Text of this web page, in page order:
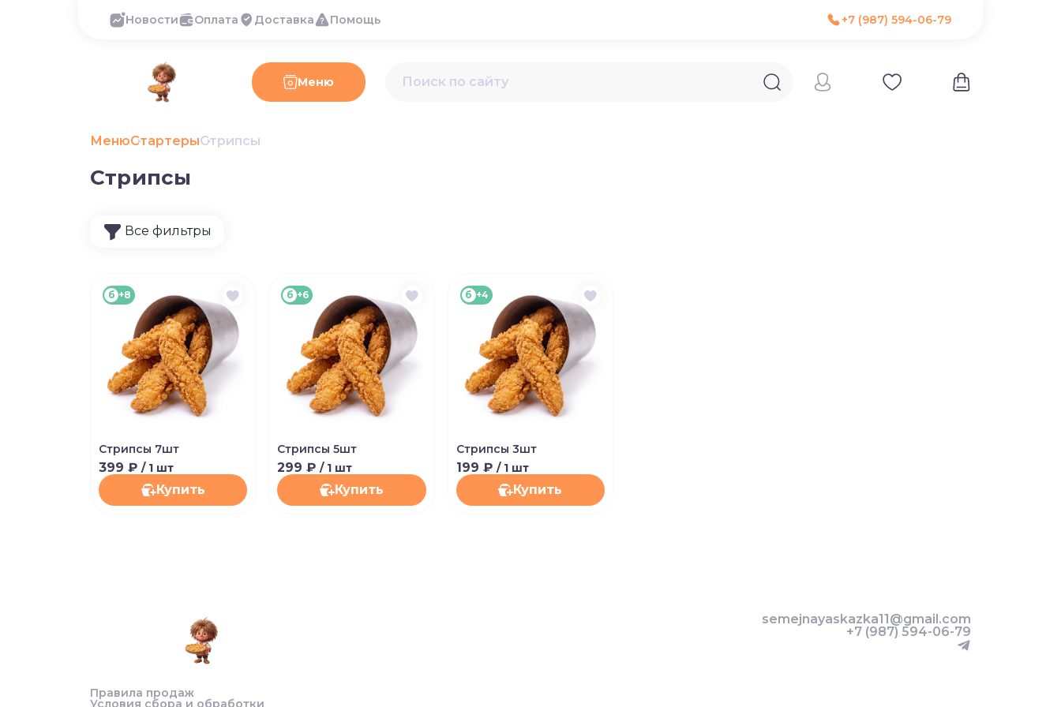
Новости Оплата Доставка Помощь +7 (987) 594-06-79
Меню
МенюСтартерыСтрипсы
Стрипсы
Все фильтры
б +8
Стрипсы 7шт
399 ₽ / 1 шт
Купить
б +6
Стрипсы 5шт
299 ₽/ 1 шт
Купить
б +4
Стрипсы 3шт
199 ₽ / 1 шт
Купить
Правила продаж
Условия сбора и обработки
semejnayaskazka11@gmail.com
+7 (987) 594-06-79